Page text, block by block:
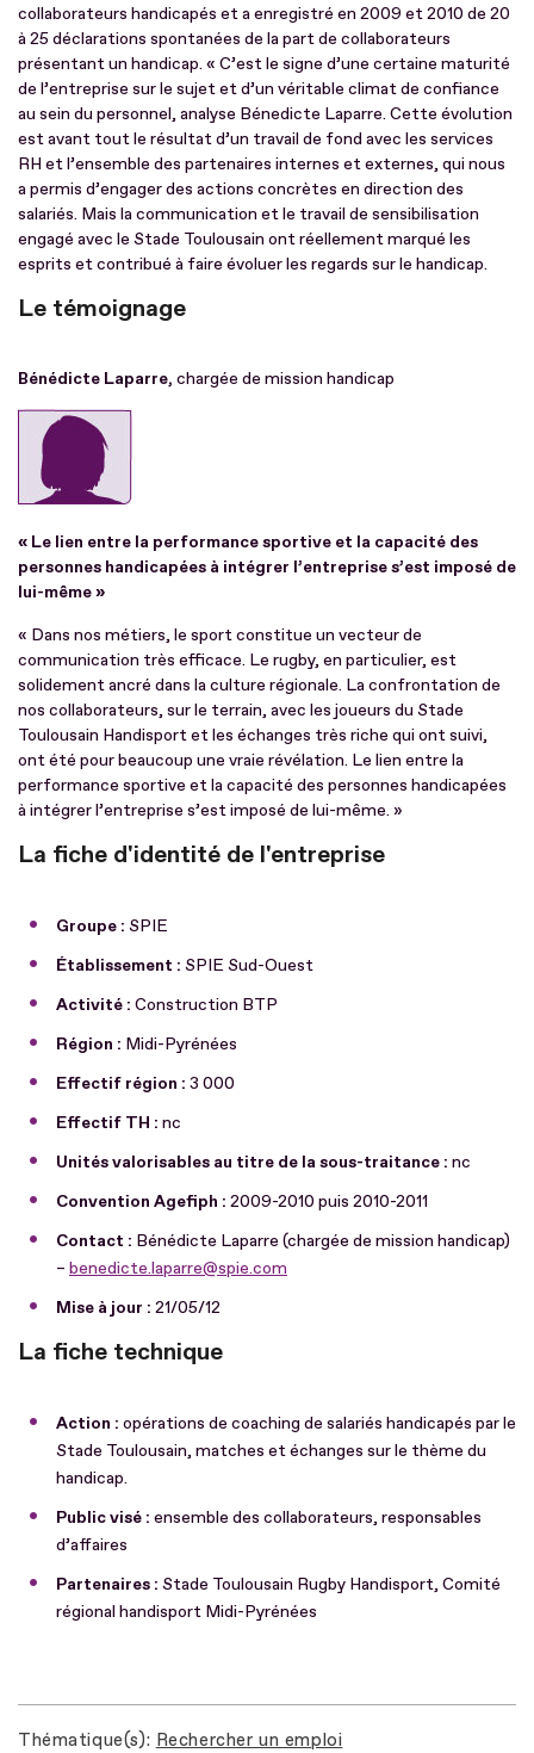
collaborateurs handicapés et a enregistré en 2009 et 2010 de 20
à 25 déclarations spontanées de la part de collaborateurs
présentant un handicap. « C’est le signe d’une certaine maturité
de l’entreprise sur le sujet et d’un véritable climat de confiance
au sein du personnel, analyse Bénedicte Laparre. Cette évolution
est avant tout le résultat d’un travail de fond avec les services
RH et l’ensemble des partenaires internes et externes, qui nous
a permis d’engager des actions concrètes en direction des
salariés. Mais la communication et le travail de sensibilisation
engagé avec le Stade Toulousain ont réellement marqué les
esprits et contribué à faire évoluer les regards sur le handicap.
Le témoignage
Bénédicte Laparre, chargée de mission handicap
« Le lien entre la performance sportive et la capacité des
personnes handicapées à intégrer l’entreprise s’est imposé de
lui-même »
« Dans nos métiers, le sport constitue un vecteur de
communication très efficace. Le rugby, en particulier, est
solidement ancré dans la culture régionale. La confrontation de
nos collaborateurs, sur le terrain, avec les joueurs du Stade
Toulousain Handisport et les échanges très riche qui ont suivi,
ont été pour beaucoup une vraie révélation. Le lien entre la
performance sportive et la capacité des personnes handicapées
à intégrer l’entreprise s’est imposé de lui-même. »
La fiche d'identité de l'entreprise
Groupe : SPIE
Établissement : SPIE Sud-Ouest
Activité : Construction BTP
Région : Midi-Pyrénées
Effectif région : 3 000
Effectif TH : nc
Unités valorisables au titre de la sous-traitance : nc
Convention Agefiph : 2009-2010 puis 2010-2011
Contact : Bénédicte Laparre (chargée de mission handicap)
– benedicte.laparre@spie.com
Mise à jour : 21/05/12
La fiche technique
Action : opérations de coaching de salariés handicapés par le
Stade Toulousain, matches et échanges sur le thème du
handicap.
Public visé : ensemble des collaborateurs, responsables
d’affaires
Partenaires : Stade Toulousain Rugby Handisport, Comité
régional handisport Midi-Pyrénées
Thématique(s) Rechercher un emploi